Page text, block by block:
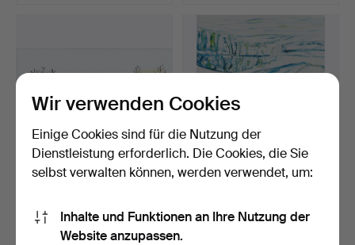
Beendet 10. Mai 2026
22 Gebote
Beendet 10. Mai 2026
Wir verwenden Cookies
Einige Cookies sind für die Nutzung der
Dienstleistung erforderlich. Die Cookies, die Sie
selbst verwalten können, werden verwendet, um:
Inhalte und Funktionen an Ihre Nutzung der
Website anzupassen.